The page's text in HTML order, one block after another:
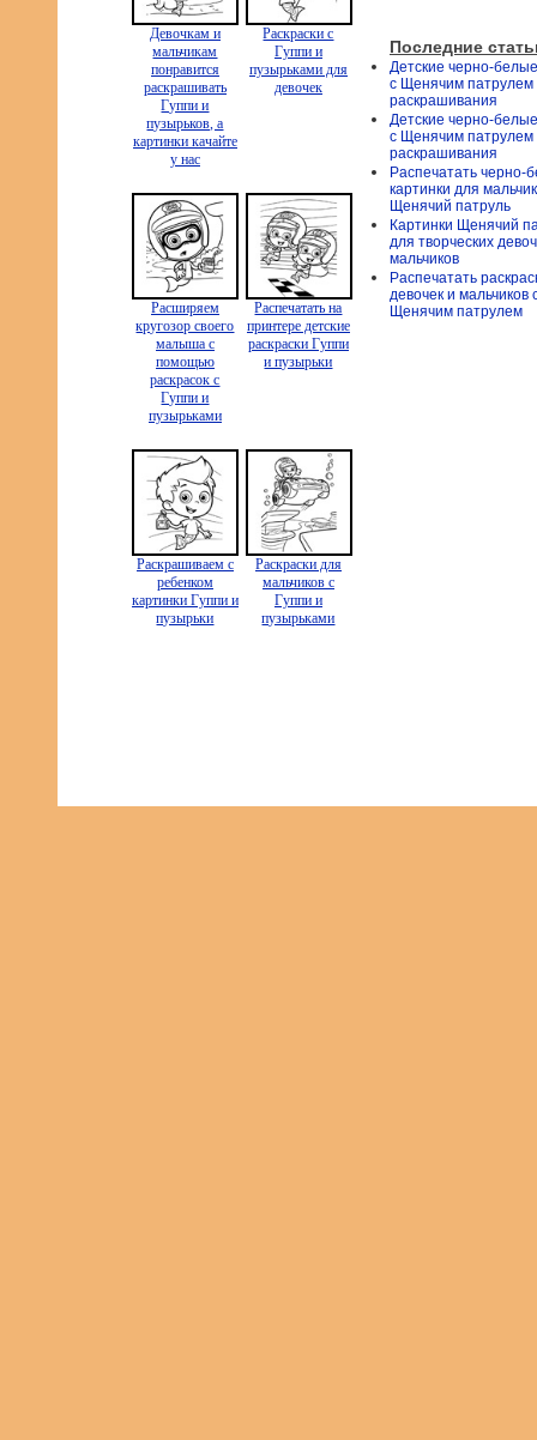
Девочкам и
мальчикам
понравится
раскрашивать
Гуппи и
пузырьков, а
картинки качайте
у нас
Раскраски с
Гуппи и
пузырьками для
девочек
Расширяем
кругозор своего
малыша с
помощью
раскрасок с
Гуппи и
пузырьками
Распечатать на
принтере детские
раскраски Гуппи
и пузырьки
Раскрашиваем с
ребенком
картинки Гуппи и
пузырьки
Раскраски для
мальчиков с
Гуппи и
пузырьками
Последние
Детские черно-
с Щенячим патрулем
раскрашивания
Детские черно-
с Щенячим патрулем
раскрашивания
Распечатать черно-
картинки для
Щенячий патруль
Картинки Щенячий
для творческих
мальчиков
Распечатать
девочек и мальчиков
Щенячим патрулем